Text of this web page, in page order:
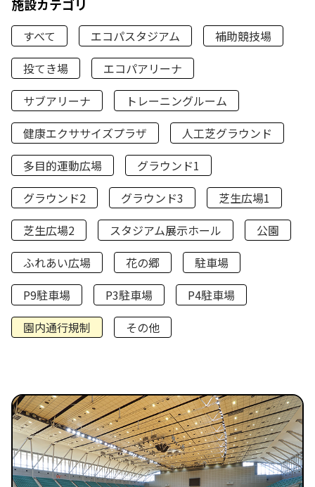
施設カテゴリ
すべて エコパスタジアム
補助競技場
投てき場
エコパアリーナ
サブアリーナ
トレーニングルーム
健康エクササイズプラザ
人工芝グラウンド
多目的運動広場
グラウンド1
グラウンド2
グラウンド3
芝生広場1
芝生広場2
スタジアム展示ホール
公園
ふれあい広場
花の郷
駐車場
P9駐車場
P3駐車場
P4駐車場
園内通行規制
その他